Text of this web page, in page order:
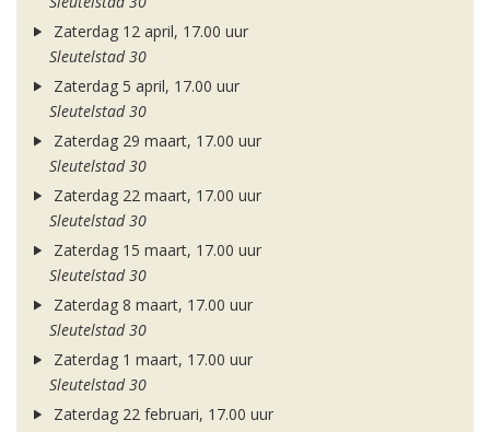
Zaterdag 12 april, 17.00 uur
Sleutelstad 30
Zaterdag 5 april, 17.00 uur
Sleutelstad 30
Zaterdag 29 maart, 17.00 uur
Sleutelstad 30
Zaterdag 22 maart, 17.00 uur
Sleutelstad 30
Zaterdag 15 maart, 17.00 uur
Sleutelstad 30
Zaterdag 8 maart, 17.00 uur
Sleutelstad 30
Zaterdag 1 maart, 17.00 uur
Sleutelstad 30
Zaterdag 22 februari, 17.00 uur